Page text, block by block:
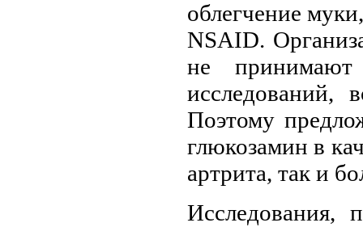
облегчение
NSAID.
не
исследований,
Поэтому
глюкозамин в
артрита, так и
Исследования,